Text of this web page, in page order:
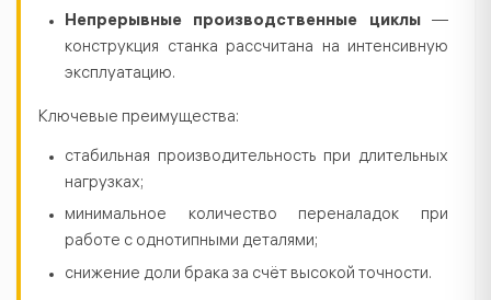
Непрерывные производственные циклы—
конструкция станка рассчитана на интенсивную
эксплуатацию.
Ключевые преимущества:
стабильная производительность при длительных
нагрузках;
минимальное количество переналадок при
работе с однотипными деталями;
снижение доли брака за счёт высокой точности.